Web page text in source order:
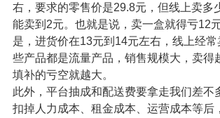
右，要求的零售价是29.8元，但线上卖多
能卖到2元。也就是说，卖一盒就得亏12
是，进货价在13元到14元左右，线上经
些产品都是流量产品，销售规模大，卖得
填补的亏空就越大。
此外，平台抽成和配送费要拿走我们差不
扣掉人力成本、租金成本、运营成本等后